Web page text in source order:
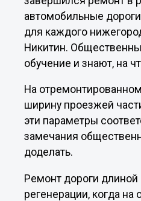
автомобильные
для каждого
Никитин.
обучение и знают, на
На
ширину проезжей
эти параметры
замечания
доделать.
Ремонт дороги длиной
регенерации, когда на